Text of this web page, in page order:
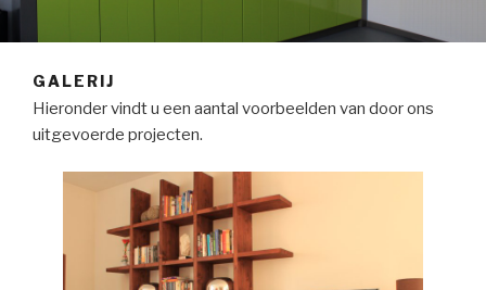
GALERIJ
Hieronder vindt u een aantal voorbeelden van door ons
uitgevoerde projecten.